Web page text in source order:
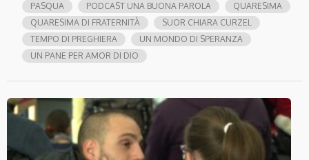
PASQUA
PODCAST UNA BUONA PAROLA
QUARESIMA
QUARESIMA DI FRATERNITÀ
SUOR CHIARA CURZEL
TEMPO DI PREGHIERA
UN MONDO DI SPERANZA
UN PANE PER AMOR DI DIO